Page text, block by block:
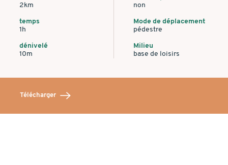
2km
temps
1h
dénivelé
10m
non
Mode de déplacement
pédestre
Milieu
base de loisirs
Télécharger